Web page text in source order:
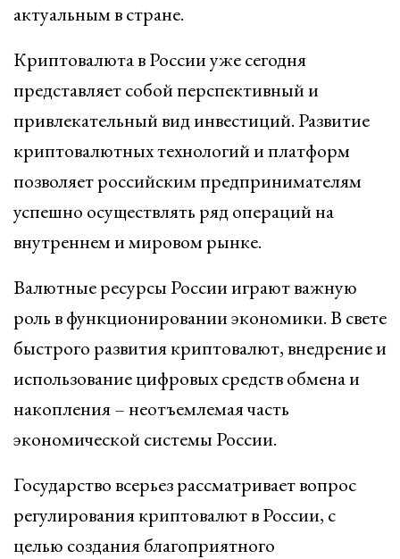
актуальным в стране.
Криптовалюта в России уже сегодня
представляет собой перспективный и
привлекательный вид инвестиций. Развитие
криптовалютных технологий и платформ
позволяет российским предпринимателям
успешно осуществлять ряд операций на
внутреннем и мировом рынке.
Валютные ресурсы России играют важную
роль в функционировании экономики. В свете
быстрого развития криптовалют, внедрение и
использование цифровых средств обмена и
накопления – неотъемлемая часть
экономической системы России.
Государство всерьез рассматривает вопрос
регулирования криптовалют в России, с
целью создания благоприятного